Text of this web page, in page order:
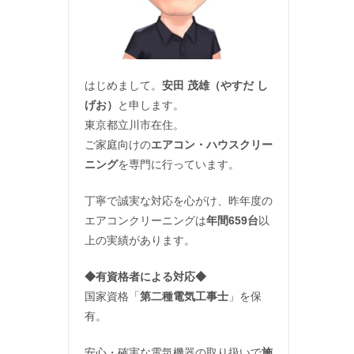
はじめまして。 安田 茂雄（やすだ し
げお）
と申します。
東京都立川市在住。
ご家庭向けのエアコン・ハウスクリー
ニングを専門に行っています。
丁寧で誠実な対応を心がけ、昨年度の
エアコンクリーニングは年間659台以
上の実績があります。
◆有資格者による対応◆
国家資格「第二種電気工事士 」を保
有。